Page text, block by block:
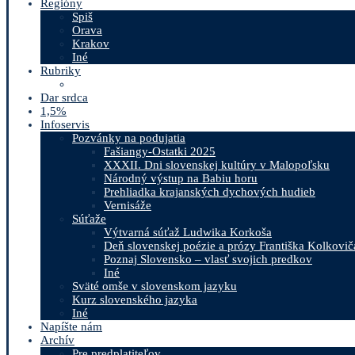
Regióny
Spiš
Orava
Krakov
Iné
Rubriky
Dar srdca
1,5%
Infoservis
Pozvánky na podujatia
Fašiangy-Ostatki 2025
XXXII. Dni slovenskej kultúry v Malopoľsku
Národný výstup na Babiu horu
Prehliadka krajanských dychových hudieb
Vernisáže
Súťaže
Výtvarná súťaž Ludwika Korkoša
Deň slovenskej poézie a prózy Františka
Poznaj Slovensko – vlasť svojich predkov
Iné
Sväté omše v slovenskom jazyku
Kurz slovenského jazyka
Iné
Napíšte nám
Archív